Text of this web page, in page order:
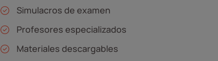
Simulacros de examen
Profesores especializados
Materiales descargables